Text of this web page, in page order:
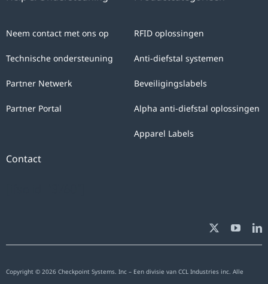
the
sole
answering
You
of
rectification,
RFID oplossingen
Anti-diefstal systemen
Beveiligingslabels
Alpha anti-diefstal oplossingen
Apparel Labels
Neem contact met ons op
Technische ondersteuning
Partner Netwerk
Partner Portal
Contact
Copyright © 2026 Checkpoint Systems. Inc – Een divisie van CCL Industries inc. Alle